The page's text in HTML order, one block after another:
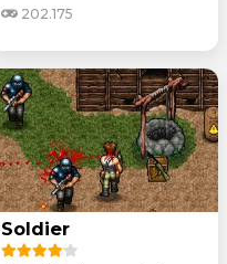
202.175
Soldier